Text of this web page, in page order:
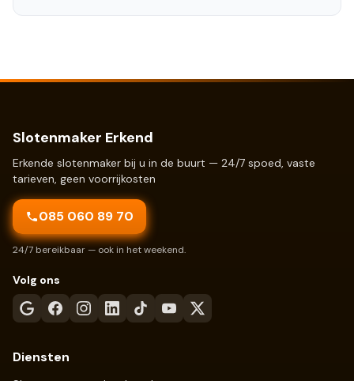
Slotenmaker Erkend
Erkende slotenmaker bij u in de buurt — 24/7 spoed, vaste
tarieven, geen voorrijkosten
085 060 89 70
24/7 bereikbaar — ook in het weekend.
Volg ons
Diensten